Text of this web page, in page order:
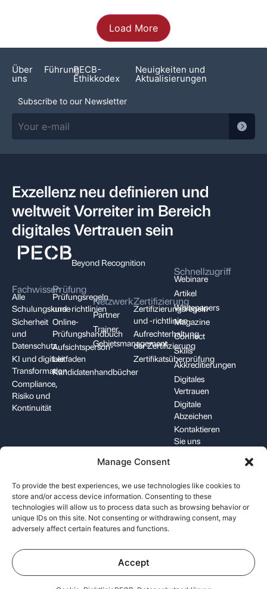
Manage Consent
To provide the best experiences, we use technologies like cookies to
store and/or access device information. Consenting to these
technologies will allow us to process data such as browsing behavior or
unique IDs on this site. Not consenting or withdrawing consent, may
adversely affect certain features and functions.
Accept
Load More
Über
uns
FührungPECB-
Ethikkodex
Neuigkeiten und
Aktualisierungen
Subscribe to our Newsletter
Exzellenz neu definieren und
weltweit Vorreiter im Bereich
digitales Vertrauen sein
Beyond Recognition
Fachwissen
Alle
Schulungskurse
Sicherheit
und
Datenschutz
KI und digitale
Transformation
Compliance,
Risiko und
Kontinuität
Prüfung
Prüfungsregeln
und -richtlinien
Online-
Prüfungshandbuch
Aufsichtsperson-
Leitfaden
Kandidatenhandbücher
Netzwerk
Partner
Trainer
Gebietsmanagement
Zertifizierung
Zertifizierungsregeln
und -richtlinien
Aufrechterhaltung
der Zertifizierung
Zertifikatsüberprüfung
Schnellzugriff
Webinare
Artikel
Whitepapers
Magazine
Connect
Skills
Akkreditierungen
Digitales
Vertrauen
Digitale
Abzeichen
Kontaktieren
Sie uns
©
Professional Evaluation and Certification Board. Alle Rechte
vorbehalten.
Allgemeine
Geschäftsbedingungen
DatenschutzCookie-
Richtlinie